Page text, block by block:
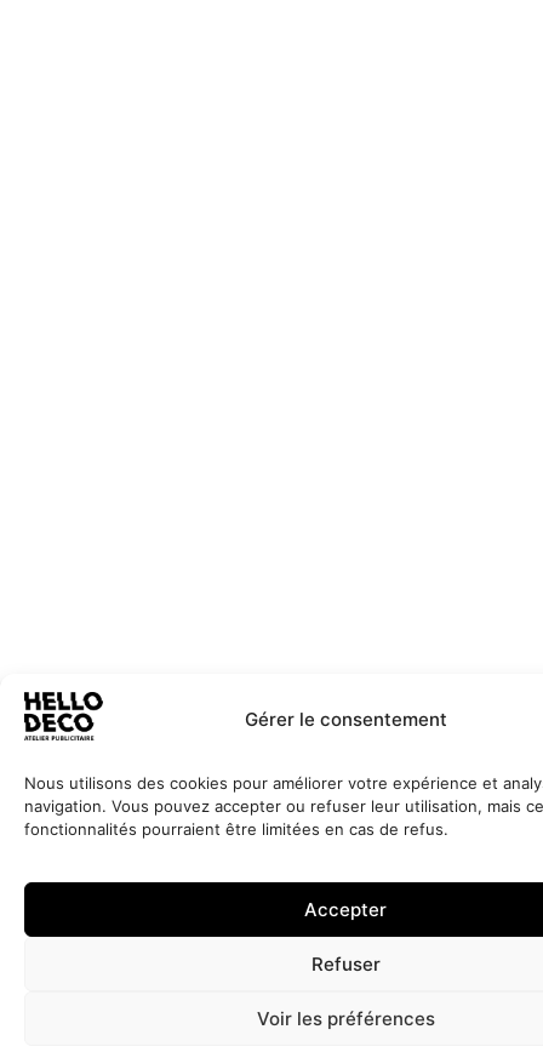
Gérer le consentement
Nous utilisons des cookies pour améliorer votre expérience et
navigation. Vous pouvez accepter ou refuser leur utilisation, mais
fonctionnalités pourraient être limitées en cas de refus.
Accepter
Refuser
Voir les préférences